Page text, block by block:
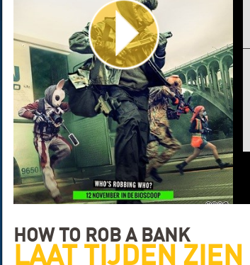
HOW TO ROB A BANK
LAAT TIJDEN ZIEN